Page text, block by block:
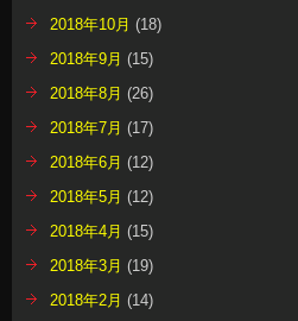
2018年10月 (18)
2018年9月 (15)
2018年8月 (26)
2018年7月 (17)
2018年6月 (12)
2018年5月 (12)
2018年4月 (15)
2018年3月 (19)
2018年2月 (14)